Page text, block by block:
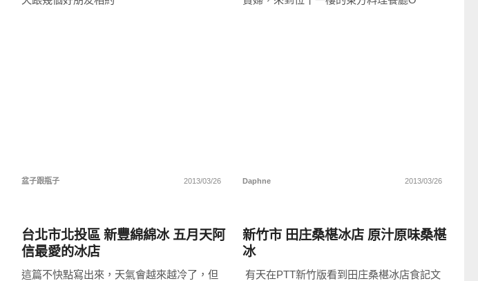
盆子跟瓶子 2013/03/26 Daphne 2013/03/26
台北市北投區 新豐綿綿冰 五月天阿
信最愛的冰店
這篇不快點寫出來，天氣會越來越冷了，但
新竹市 田庄桑椹冰店 原汁原味桑椹
冰
有天在PTT新竹版看到田庄桑椹冰店食記文